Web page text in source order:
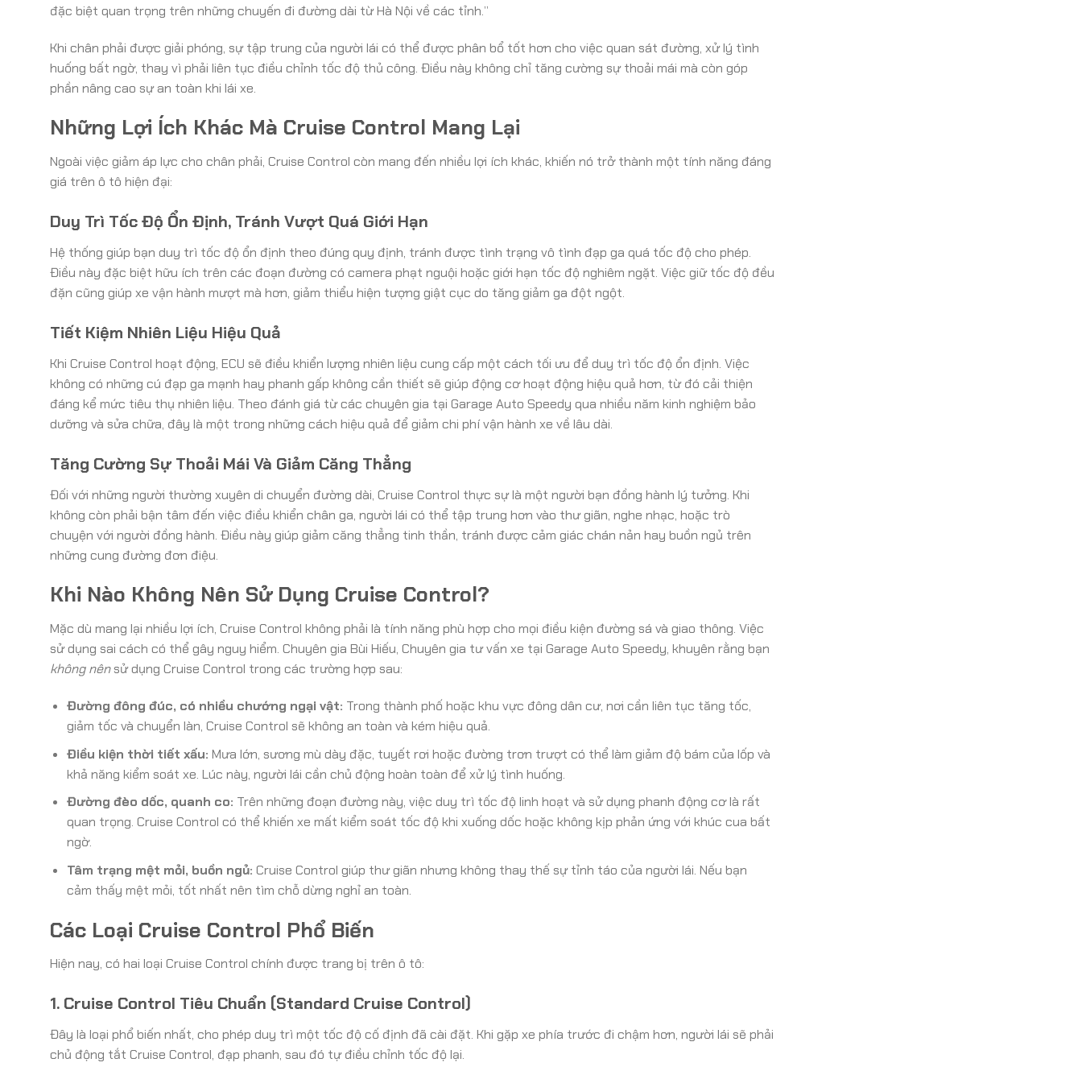
đặc biệt quan trọng trên những chuyến đi đường dài từ Hà Nội về các tỉnh.”
Khi chân phải được giải phóng, sự tập trung của người lái có thể được phân bổ tốt hơn cho việc quan sát đường, xử lý tình
huống bất ngờ, thay vì phải liên tục điều chỉnh tốc độ thủ công. Điều này không chỉ tăng cường sự thoải mái mà còn góp
phần nâng cao sự an toàn khi lái xe.
Những Lợi Ích Khác Mà Cruise Control Mang Lại
Ngoài việc giảm áp lực cho chân phải, Cruise Control còn mang đến nhiều lợi ích khác, khiến nó trở thành một tính năng đáng
giá trên ô tô hiện đại:
Duy Trì Tốc Độ Ổn Định, Tránh Vượt Quá Giới Hạn
Hệ thống giúp bạn duy trì tốc độ ổn định theo đúng quy định, tránh được tình trạng vô tình đạp ga quá tốc độ cho phép.
Điều này đặc biệt hữu ích trên các đoạn đường có camera phạt nguội hoặc giới hạn tốc độ nghiêm ngặt. Việc giữ tốc độ đều
đặn cũng giúp xe vận hành mượt mà hơn, giảm thiểu hiện tượng giật cục do tăng giảm ga đột ngột.
Tiết Kiệm Nhiên Liệu Hiệu Quả
Khi Cruise Control hoạt động, ECU sẽ điều khiển lượng nhiên liệu cung cấp một cách tối ưu để duy trì tốc độ ổn định. Việc
không có những cú đạp ga mạnh hay phanh gấp không cần thiết sẽ giúp động cơ hoạt động hiệu quả hơn, từ đó cải thiện
đáng kể mức tiêu thụ nhiên liệu. Theo đánh giá từ các chuyên gia tại Garage Auto Speedy qua nhiều năm kinh nghiệm bảo
dưỡng và sửa chữa, đây là một trong những cách hiệu quả để giảm chi phí vận hành xe về lâu dài.
Tăng Cường Sự Thoải Mái Và Giảm Căng Thẳng
Đối với những người thường xuyên di chuyển đường dài, Cruise Control thực sự là một người bạn đồng hành lý tưởng. Khi
không còn phải bận tâm đến việc điều khiển chân ga, người lái có thể tập trung hơn vào thư giãn, nghe nhạc, hoặc trò
chuyện với người đồng hành. Điều này giúp giảm căng thẳng tinh thần, tránh được cảm giác chán nản hay buồn ngủ trên
những cung đường đơn điệu.
Khi Nào Không Nên Sử Dụng Cruise Control?
Mặc dù mang lại nhiều lợi ích, Cruise Control không phải là tính năng phù hợp cho mọi điều kiện đường sá và giao thông. Việc
sử dụng sai cách có thể gây nguy hiểm. Chuyên gia Bùi Hiếu, Chuyên gia tư vấn xe tại Garage Auto Speedy, khuyên rằng bạn
không nênsử dụng Cruise Control trong các trường hợp sau:
Đường đông đúc, có nhiều chướng ngại vật: Trong thành phố hoặc khu vực đông dân cư, nơi cần liên tục tăng tốc,
giảm tốc và chuyển làn, Cruise Control sẽ không an toàn và kém hiệu quả.
Điều kiện thời tiết xấu: Mưa lớn, sương mù dày đặc, tuyết rơi hoặc đường trơn trượt có thể làm giảm độ bám của lốp và
khả năng kiểm soát xe. Lúc này, người lái cần chủ động hoàn toàn để xử lý tình huống.
Đường đèo dốc, quanh co: Trên những đoạn đường này, việc duy trì tốc độ linh hoạt và sử dụng phanh động cơ là rất
quan trọng. Cruise Control có thể khiến xe mất kiểm soát tốc độ khi xuống dốc hoặc không kịp phản ứng với khúc cua bất
ngờ.
Tâm trạng mệt mỏi, buồn ngủ: Cruise Control giúp thư giãn nhưng không thay thế sự tỉnh táo của người lái. Nếu bạn
cảm thấy mệt mỏi, tốt nhất nên tìm chỗ dừng nghỉ an toàn.
Các Loại Cruise Control Phổ Biến
Hiện nay, có hai loại Cruise Control chính được trang bị trên ô tô:
1. Cruise Control Tiêu Chuẩn (Standard Cruise Control)
Đây là loại phổ biến nhất, cho phép duy trì một tốc độ cố định đã cài đặt. Khi gặp xe phía trước đi chậm hơn, người lái sẽ phải
chủ động tắt Cruise Control, đạp phanh, sau đó tự điều chỉnh tốc độ lại.